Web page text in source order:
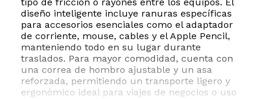
diseño inteligente incluye ranuras específicas
para accesorios esenciales como el adaptador
de corriente, mouse, cables y el Apple Pencil,
manteniendo todo en su lugar durante
traslados. Para mayor comodidad, cuenta con
una correa de hombro ajustable y un asa
reforzada, permitiendo un transporte ligero y
ergonómico ideal para viajes de negocios o uso